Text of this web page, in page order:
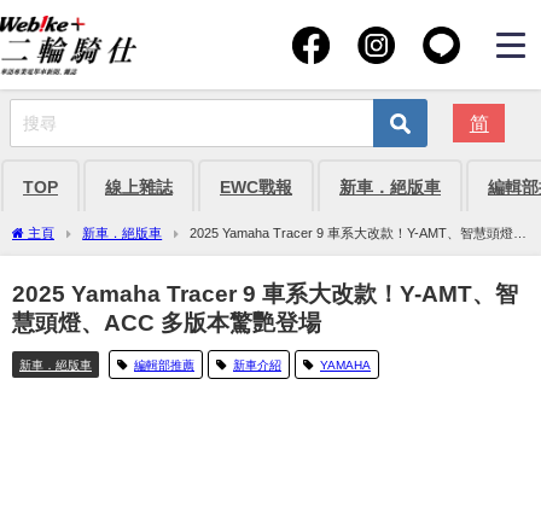
简
TOP 線上雜誌 EWC戰報 新車．絕版車 編輯
主頁 新車．絕版車
2025 Yamaha Tracer 9 車系大改款！Y-AMT、智慧頭燈、
ACC 多版本驚艷登場
2025 Yamaha Tracer 9 車系大改款！Y-AMT、智
慧頭燈、ACC 多版本驚艷登場
新車．絕版車 編輯部推薦 新車介紹 YAMAHA